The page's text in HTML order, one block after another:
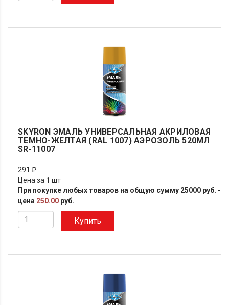
SKYRON ЭМАЛЬ УНИВЕРСАЛЬНАЯ АКРИЛОВАЯ
ТЕМНО-ЖЕЛТАЯ (RAL 1007) АЭРОЗОЛЬ 520МЛ
SR-11007
291 ₽
Цена за 1 шт
При покупке любых товаров на общую сумму 25000 руб. -
цена 250.00 руб.
Купить